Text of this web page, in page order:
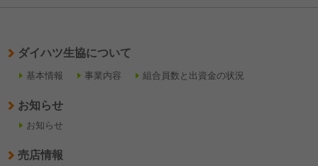
ダイハツ生協について
基本情報 事業内容 組合員数と出資金の状況
お知らせ
お知らせ
売店情報